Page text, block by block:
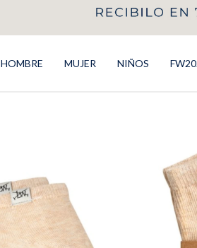
HOMBRE MUJER NIÑOS